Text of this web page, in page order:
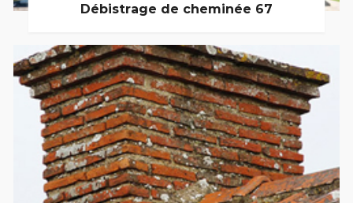
Débistrage de cheminée 67